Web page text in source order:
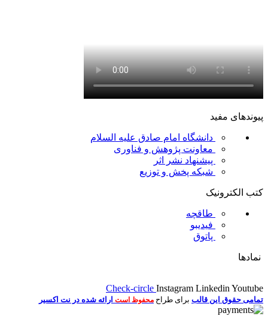
پیوندهای مفید
دانشگاه امام صادق علیه السلام
معاونت پژوهش و فناوری
پیشنهاد نشر اثر
شبکه پخش و توزیع
کتب الکترونیک
طاقچه
فیدیبو
پاتوق
نمادها
Check-circle Instagram Linkedin Youtube
تمامی حقوق این قالب برای طراح محفوظ است ارائه شده در نت اکسیر